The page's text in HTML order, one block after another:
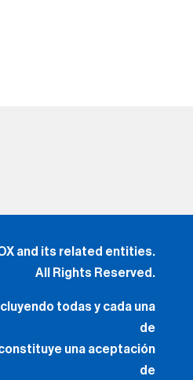
and its related entities.
All Rights Reserved.
todas y cada una
de
una aceptación
de